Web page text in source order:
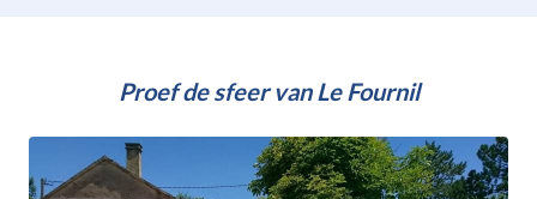
Proef de sfeer van Le Fournil